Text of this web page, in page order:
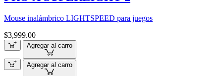
Mouse inalámbrico LIGHTSPEED para juegos
$3,999.00
Agregar al carro
Agregar al carro